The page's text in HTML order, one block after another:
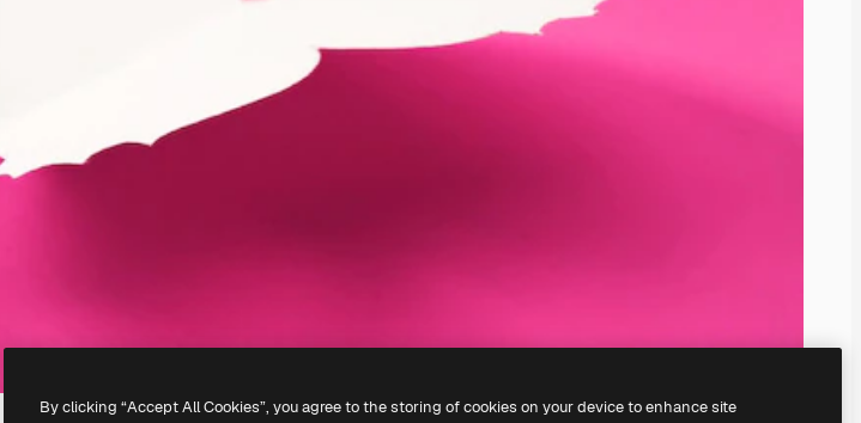
By clicking “Accept All Cookies”, you agree to the storing of cookies on your device to enhance site